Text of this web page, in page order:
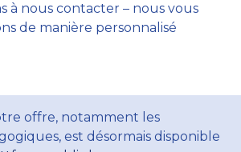
à nous contacter – nous vous
de manière personnalisé
offre, notamment les
est désormais disponible